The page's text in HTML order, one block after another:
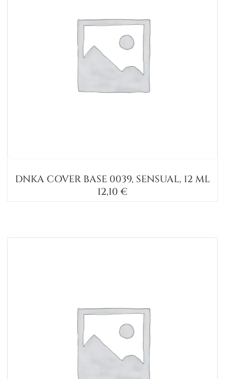
DNKA COVER BASE 0039, SENSUAL, 12 ML
12,10€